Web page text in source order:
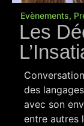
Evènements,
Les
des
avec son
entre autres